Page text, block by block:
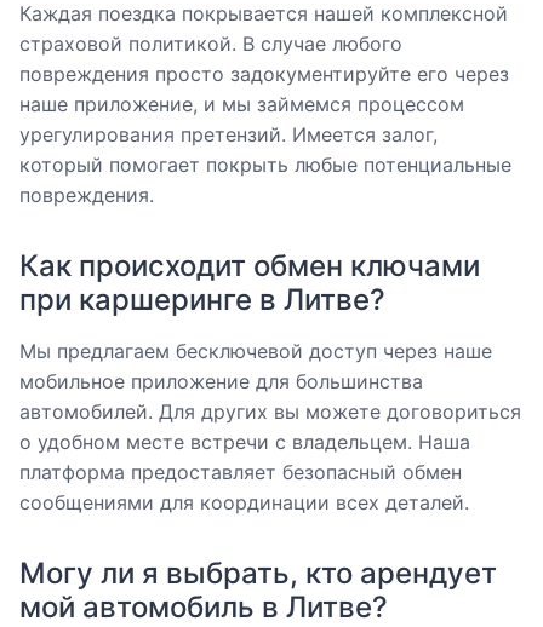
Каждая поездка покрывается нашей комплексной
страховой политикой. В случае любого
повреждения просто задокументируйте его через
наше приложение, и мы займемся процессом
урегулирования претензий. Имеется залог,
который помогает покрыть любые потенциальные
повреждения.
Как происходит обмен ключами
при каршеринге в Литве?
Мы предлагаем бесключевой доступ через наше
мобильное приложение для большинства
автомобилей. Для других вы можете договориться
о удобном месте встречи с владельцем. Наша
платформа предоставляет безопасный обмен
сообщениями для координации всех деталей.
Могу ли я выбрать, кто арендует
мой автомобиль в Литве?